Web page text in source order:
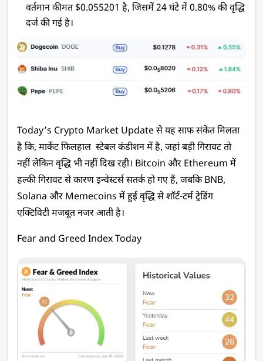
वर्तमान कीमत $0.055201 है, जिसमें 24 घंटे में 0.80% की वृद्धि
दर्ज की गई है।
Today’s Crypto Market Update से यह साफ संकेत मिलता
है कि, मार्केट फिलहाल  स्टेबल कंडीशन में है, जहां बड़ी गिरावट तो
नहीं लेकिन वृद्धि भी नहीं दिख रही। Bitcoin और Ethereum में
हल्की गिरावट से कारण इन्वेस्टर्स सतर्क हो गए हैं, जबकि BNB,
Solana और Memecoins में हुई वृद्धि से शॉर्ट-टर्म ट्रेडिंग
एक्टिविटी मजबूत नजर आती है।
Fear and Greed Index Today